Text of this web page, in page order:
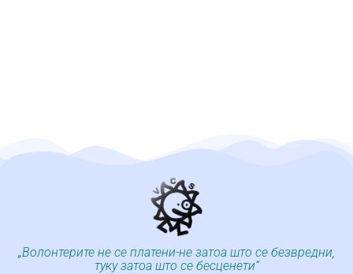
„Волонтерите не се платени-не затоа што се безвредни,
туку затоа што се бесценети“